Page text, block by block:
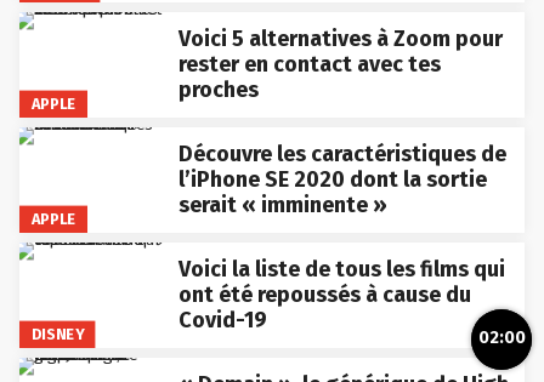
APPLE
Voici 5 alternatives à Zoom pour
rester en contact avec tes
proches
APPLE
Découvre les caractéristiques de
l’iPhone SE 2020 dont la sortie
serait « imminente »
DISNEY
Voici la liste de tous les films qui
ont été repoussés à cause du
Covid-19
02:00